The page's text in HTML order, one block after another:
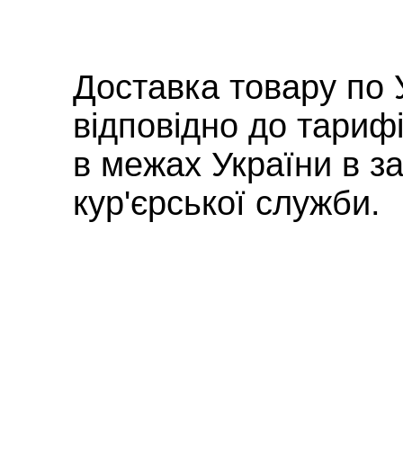
Доставка товару по
відповідно до
в межах України в
кур'єрської служби.